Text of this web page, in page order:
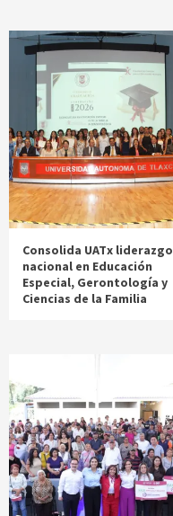
Consolida UATx liderazgo
nacional en Educación
Especial, Gerontología y
Ciencias de la Familia